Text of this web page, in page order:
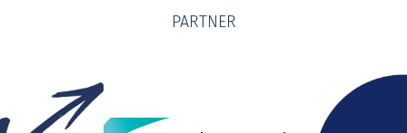
PARTNER